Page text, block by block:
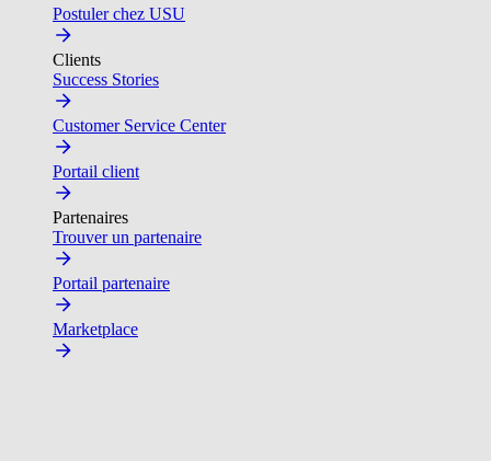
Postuler chez USU
Clients
Success Stories
Customer Service Center
Portail client
Partenaires
Trouver un partenaire
Portail partenaire
Marketplace